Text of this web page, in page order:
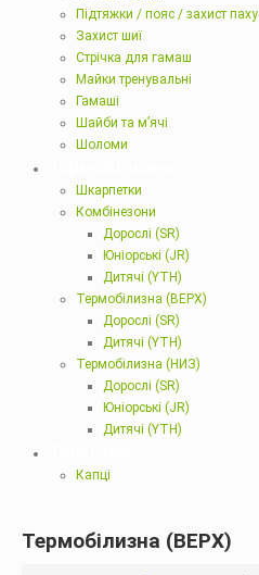
Підтяжки / пояс / захист паху
Захист шиї
Стрічка для гамаш
Майки тренувальні
Гамаші
Шайби та м’ячі
Шоломи
Шкарпетки
Комбінезони
Дорослі (SR)
Юніорські (JR)
Дитячі (YTH)
Термобілизна (ВЕРХ)
Дорослі (SR)
Дитячі (YTH)
Термобілизна (НИЗ)
Дорослі (SR)
Юніорські (JR)
Дитячі (YTH)
Капці
Термобілизна (ВЕРХ)